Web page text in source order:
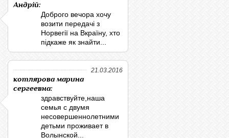
Андрій:
Доброго вечора хочу
возити передачі з
Норвегії на Вкраїну, хто
підкаже як знайти...
21.03.2016
котлярова марина
сергеевна:
здравствуйте,наша
семья с двумя
несовершеннолетними
детьми проживает в
Волынской...